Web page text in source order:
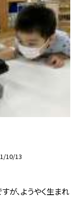
10/13
が、ようやく生まれ